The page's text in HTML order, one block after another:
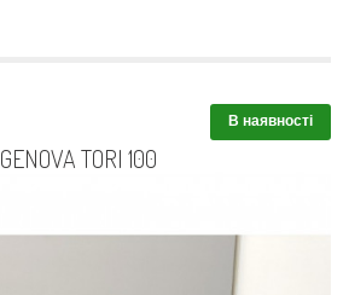
В наявності
GENOVA TORI 100